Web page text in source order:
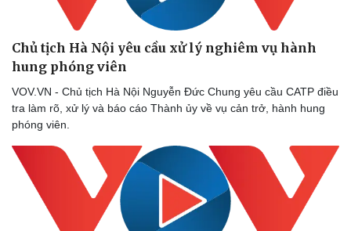
Chủ tịch Hà Nội yêu cầu xử lý nghiêm vụ hành
hung phóng viên
VOV.VN - Chủ tịch Hà Nội Nguyễn Đức Chung yêu cầu CATP điều
tra làm rõ, xử lý và báo cáo Thành ủy về vụ cản trở, hành hung
phóng viên.